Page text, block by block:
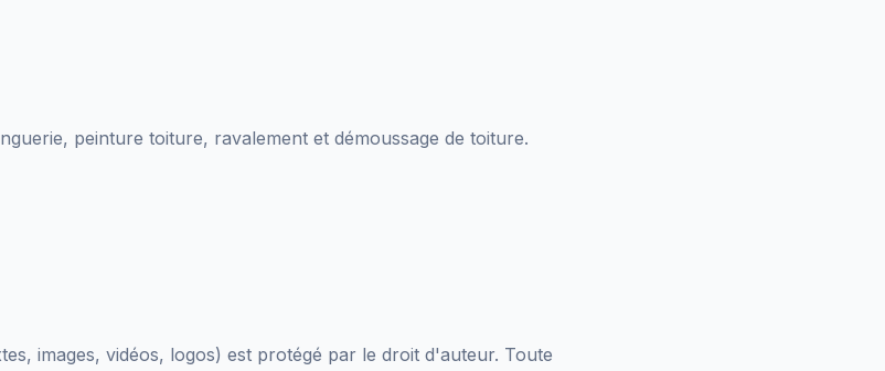
peinture toiture, ravalement et démoussage de toiture.
images, vidéos, logos) est protégé par le droit d'auteur. Toute